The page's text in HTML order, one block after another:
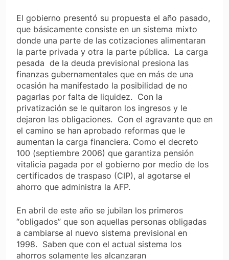
El gobierno presentó su propuesta el año pasado,
que básicamente consiste en un sistema mixto
donde una parte de las cotizaciones alimentaran
la parte privada y otra la parte pública. La carga
pesada de la deuda previsional presiona las
finanzas gubernamentales que en más de una
ocasión ha manifestado la posibilidad de no
pagarlas por falta de liquidez. Con la
privatización se le quitaron los ingresos y le
dejaron las obligaciones. Con el agravante que en
el camino se han aprobado reformas que le
aumentan la carga financiera. Como el decreto
100 (septiembre 2006) que garantiza pensión
vitalicia pagada por el gobierno por medio de los
certificados de traspaso (CIP), al agotarse el
ahorro que administra la AFP.
En abril de este año se jubilan los primeros
“obligados” que son aquellas personas obligadas
a cambiarse al nuevo sistema previsional en
1998. Saben que con el actual sistema los
ahorros solamente les alcanzaran